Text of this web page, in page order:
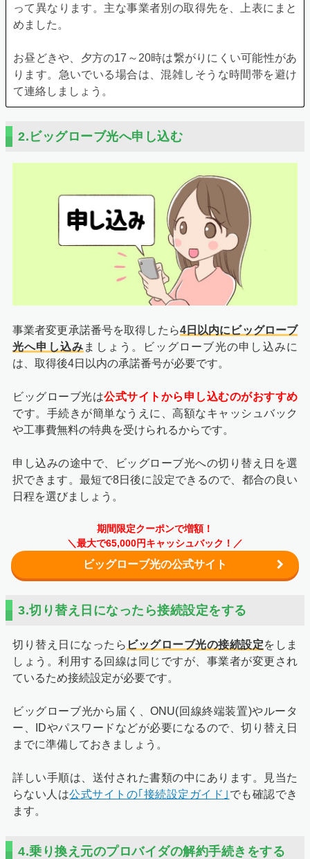
って異なります。主な事業者別の取得先を、上表にまと
めました。
お昼どきや、夕方の17～20時は繋がりにくい可能性があ
ります。急いでいる場合は、混雑しそうな時間帯を避け
て連絡しましょう。
2.ビッグローブ光へ申し込む
事業者変更承諾番号を取得したら4日以内にビッグローブ
光へ申し込み ましょう。ビッグローブ光の申し込みに
は、取得後4日以内の承諾番号が必要です。
ビッグローブ光は公式サイトから申し込むのがおすすめ
です。手続きが簡単なうえに、高額なキャッシュバック
や工事費無料の特典を受けられるからです。
申し込みの途中で、ビッグローブ光への切り替え日を選
択できます。最短で8日後に設定できるので、都合の良い
日程を選びましょう。
期間限定クーポンで増額！
＼最大で65,000円キャッシュバック！／
ビッグローブ光の公式サイト
3.切り替え日になったら接続設定をする
切り替え日になったら ビッグローブ光の接続設定をしま
しょう。利用する回線は同じですが、事業者が変更され
ているため接続設定が必要です。
ビッグローブ光から届く、ONU(回線終端装置)やルータ
ー、IDやパスワードなどが必要になるので、切り替え日
までに準備しておきましょう。
詳しい手順は、送付された書類の中にあります。見当た
らない人は公式サイトの｢接続設定ガイド｣ でも確認でき
ます。
4.乗り換え元のプロバイダの解約手続きをする